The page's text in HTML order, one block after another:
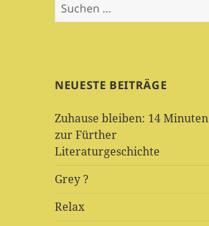
nach:
NEUESTE BEITRÄGE
Zuhause bleiben: 14 Minuten
zur Fürther
Literaturgeschichte
Grey ?
Relax